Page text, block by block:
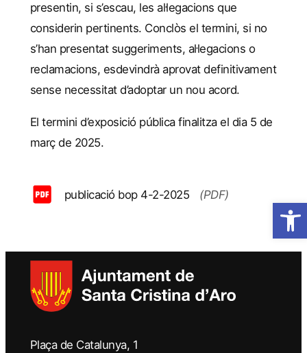
Obre
presentin, si s’escau, les al·legacions que
considerin pertinents. Conclòs el termini, si no
s’han presentat suggeriments, al·legacions o
reclamacions, esdevindrà aprovat definitivament
sense necessitat d’adoptar un nou acord.
El termini d’exposició pública finalitza el dia 5 de
març de 2025.
publicació bop 4-2-2025 (PDF)
Plaça de Catalunya, 1